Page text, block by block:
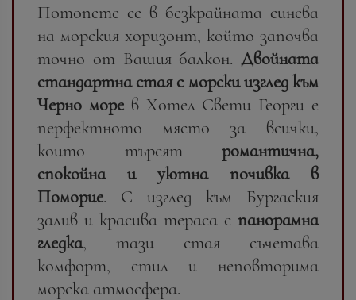
Потопете се в безкрайната синева
на морския хоризонт, който започва
точно от Вашия балкон. Двойната
стандартна стая с морски изглед към
Черно морев Хотел Свети Георги е
перфектното място за всички,
които търсят романтична,
спокойна и уютна почивка в
Поморие. С изглед към Бургаския
залив и красива тераса с панорамна
гледка, тази стая съчетава
комфорт, стил и неповторима
морска атмосфера.